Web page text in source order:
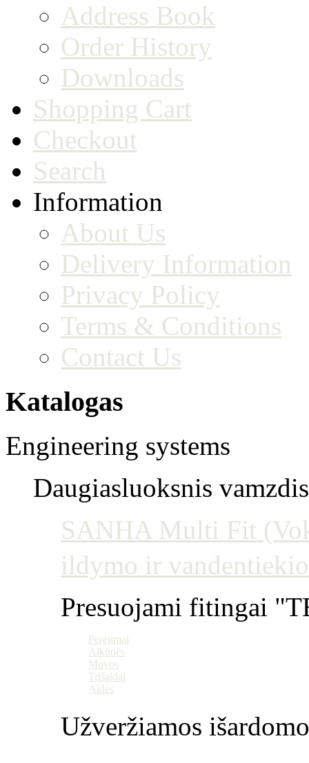
Address Book
Order History
Downloads
Shopping Cart
Checkout
Search
Information
About Us
Delivery Information
Privacy Policy
Terms & Conditions
Contact Us
Katalogas
Engineering systems
Daugiasluoksnis
SANHA Multi Fit
ildymo ir
Presuojami fitingai
Perėjimai
Alkūnės
Movos
Trišakiai
Aklės
Užveržiamos